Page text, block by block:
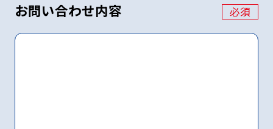
お問い合わせ内容 必須